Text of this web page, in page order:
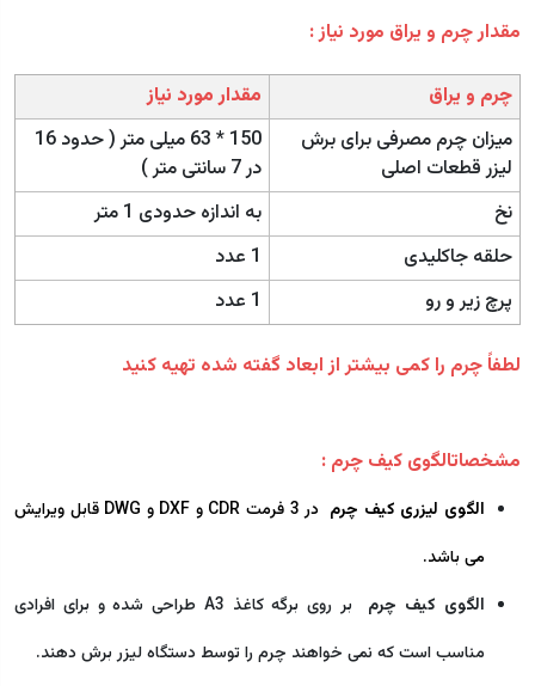
مقدار چرم و یراق مورد نیاز :
چرم و یراق
مقدار مورد نیاز
میزان چرم مصرفی برای برش
لیزر قطعات اصلی
150 * 63 میلی متر ( حدود 16
در 7 سانتی متر )
نخ
به اندازه حدودی 1 متر
حلقه جاکلیدی
1 عدد
پرچ زیر و رو
1 عدد
لطفاً چرم را کمی بیشتر از ابعاد گفته شده تهیه کنید
مشخصاتالگوی کیف چرم :
الگوی لیزری کیف چرم
در 3 فرمت CDR و DXF و DWG قابل ویرایش
می باشد.
الگوی کیف چرم
بر روی برگه کاغذ A3 طراحی شده و برای افرادی
مناسب است که نمی خواهند چرم را توسط دستگاه لیزر برش دهند.